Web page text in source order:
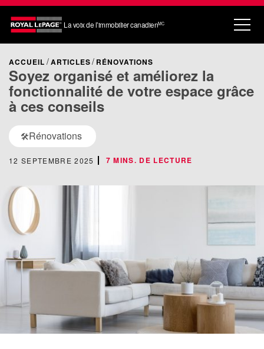
La voix de l’immobilier canadienMC
ACCUEIL ARTICLES RÉNOVATIONS
Soyez organisé et améliorez la
fonctionnalité de votre espace grâce
à ces conseils
🛠️Rénovations
12 SEPTEMBRE 2025 7 MINS. DE LECTURE